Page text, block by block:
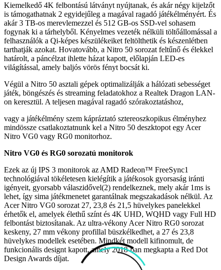
Kiemelkedő 4K felbontású látványt nyújtanak, és akár négy kijelzőt
is támogathatnak 2 egyidejűleg a magával ragadó játékélményért. És
akár 3 TB-os merevlemezzel és 512 GB-os SSD-vel sohasem
fogynak ki a tárhelyből. Kényelmes vezeték nélküli töltőállomással a
felhasználók a Qi-képes készülékeiket feltölthetik és készenlétben
tarthatják azokat. Hovatovább, a Nitro 50 sorozat feltűnő és élekkel
határolt, a páncélzat ihlette házat kapott, előlapján LED-es
világítással, amely baljós vörös fényt bocsát ki.
Végül a Nitro 50 asztali gépek optimalizálják a hálózati sebességet
játék, böngészés és streaming feladatokhoz a Realtek Dragon LAN-
on keresztül. A teljesen magával ragadó szórakoztatáshoz,
vagy a játékélmény szem kápráztató sztereoszkopikus élményhez
mindössze csatlakoztatnunk kel a Nitro 50 deszktopot egy Acer
Nitro VG0 vagy RG0 monitorhoz.
Nitro VG0 és RG0 sorozatú monitorok
Ezek az új IPS 3 monitorok az AMD Radeon™ FreeSync1
technológiával tökéletesen kielégítik a játékosok gyorsaság iránti
igényeit, gyorsabb válaszidővel(2) rendelkeznek, mely akár 1ms is
lehet, így sima játékmenetet garantálnak megszakadások nélkül. Az
Acer Nitro VG0 sorozat 27, 23,8 és 21,5 hüvelykes panelekkel
érhetők el, amelyek élethű színt és 4K UHD, WQHD vagy Full HD
felbontást biztosítanak. Az ultra-vékony Acer Nitro RG0 sorozat
keskeny, 27 mm vékony profillal büszkélkedhet, a 27 és 23,8
hüvelykes modellek esetében. Mindkét modell kifinomult, de
funkcionális designt kapott, amely 2018-ban megkapta a Red Dot
Design Awards díjat.